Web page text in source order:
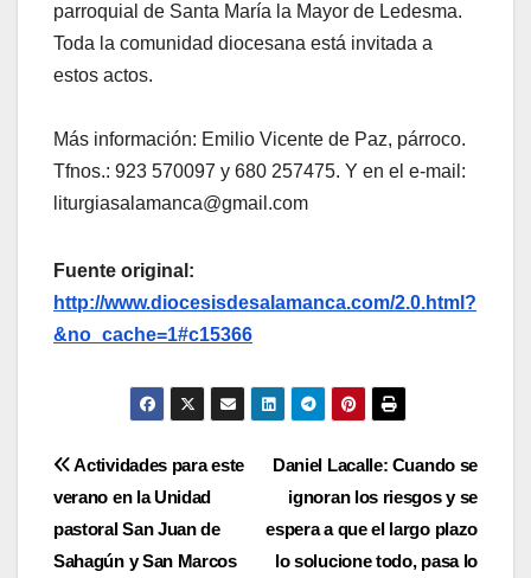
parroquial de Santa María la Mayor de Ledesma.
Toda la comunidad diocesana está invitada a
estos actos.
Más información: Emilio Vicente de Paz, párroco.
Tfnos.: 923 570097 y 680 257475. Y en el e-mail:
liturgiasalamanca@gmail.com
Fuente original:
http://www.diocesisdesalamanca.com/2.0.html?
&no_cache=1#c15366
Navegación
de
Daniel Lacalle: Cuando se
ignoran los riesgos y se
espera a que el largo plazo
lo solucione todo, pasa lo
Actividades para este
verano en la Unidad
pastoral San Juan de
Sahagún y San Marcos